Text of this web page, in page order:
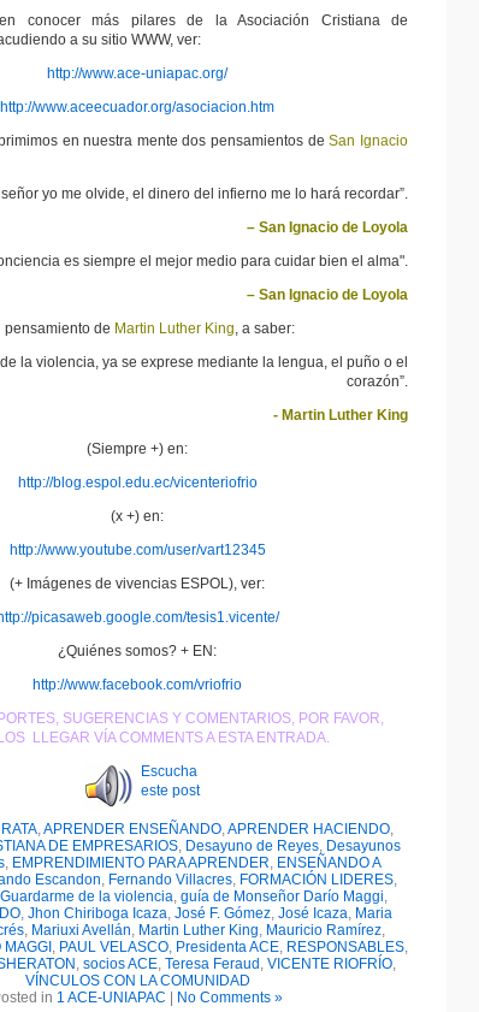
conocer más pilares de la Asociación Cristiana de
a su sitio WWW, ver:
http://www.ace-uniapac.org/
http://www.aceecuador.org/asociacion.htm
en nuestra mente dos pensamientos deSan Ignacio
yo me olvide, el dinero del infierno me lo hará recordar”.
– San Ignacio de Loyola
es siempre el mejor medio para cuidar bien el alma".
– San Ignacio de Loyola
pensamiento de Martin Luther King, a saber:
la violencia, ya se exprese mediante la lengua, el puño o el
corazón”.
- Martin Luther King
(Siempre +) en:
http://blog.espol.edu.ec/vicenteriofrio
(x +) en:
http://www.youtube.com/user/vart12345
(+ Imágenes de vivencias ESPOL), ver:
picasaweb.google.com/tesis1.vicente/
¿Quiénes somos? + EN:
http://www.facebook.com/vriofrio
SUGERENCIAS Y COMENTARIOS, POR FAVOR,
LLEGAR VÍA COMMENTS A ESTA ENTRADA.
Escucha
este post
,APRENDER ENSEÑANDO,APRENDER HACIENDO,
DE EMPRESARIOS, Desayuno de Reyes, Desayunos
, EMPRENDIMIENTO PARA APRENDER, ENSEÑANDO A
Escandon, Fernando Villacres, FORMACIÓN LIDERES,
Guardarme de la violencia, guía de Monseñor Darío Maggi,
, Jhon Chiriboga Icaza, José F. Gómez, José Icaza, Maria
, Mariuxi Avellán, Martin Luther King, Mauricio Ramírez,
, PAUL VELASCO, Presidenta ACE, RESPONSABLES,
, socios ACE, Teresa Feraud , VICENTE RIOFRÍO,
VÍNCULOS CON LA COMUNIDAD
in 1 ACE-UNIAPAC No Comments »